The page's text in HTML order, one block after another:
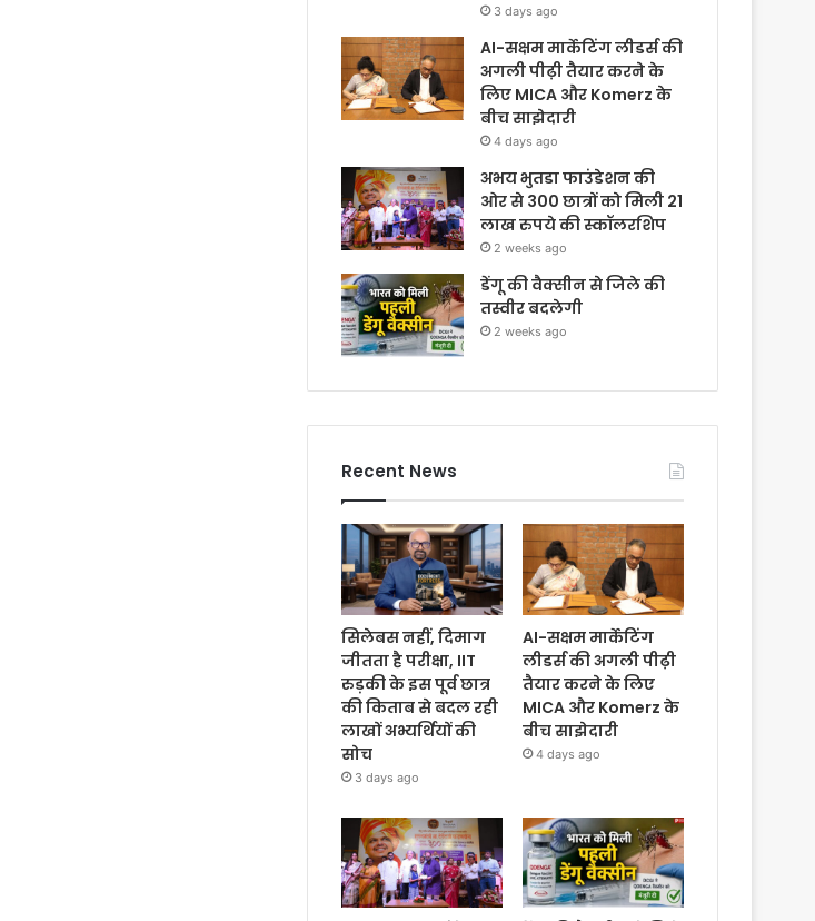
3 days ago
AI-सक्षम मार्केटिंग लीडर्स की
अगली पीढ़ी तैयार करने के
लिए MICA और Komerz के
बीच साझेदारी
4 days ago
अभय भुतडा फाउंडेशन की
ओर से 300 छात्रों को मिली 21
लाख रुपये की स्कॉलरशिप
2 weeks ago
डेंगू की वैक्सीन से जिले की
तस्वीर बदलेगी
2 weeks ago
Recent News
सिलेबस नहीं, दिमाग
जीतता है परीक्षा, IIT
रुड़की के इस पूर्व छात्र
की किताब से बदल रही
लाखों अभ्यर्थियों की
सोच
3 days ago
AI-सक्षम मार्केटिंग
लीडर्स की अगली पीढ़ी
तैयार करने के लिए
MICA और Komerz के
बीच साझेदारी
4 days ago